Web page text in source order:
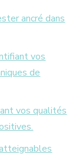
ancré dans
vos
de
vos qualités